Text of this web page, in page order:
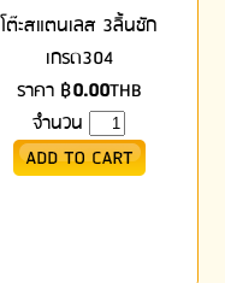
โต๊ะสแตนเลส 3ลิ้นชัก
เกรด304
ราคา ฿0.00THB
จำนวน